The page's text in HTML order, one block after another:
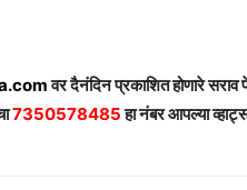
वर दैनंदिन प्रकाशित होणारे सराव
7350578485हा नंबर आपल्या